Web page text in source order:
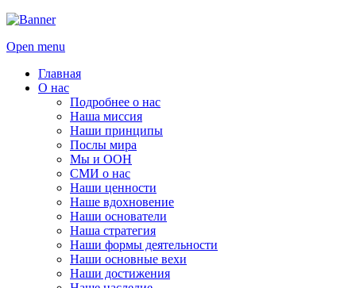
Open menu
Главная
О нас
Подробнее о нас
Наша миссия
Наши принципы
Послы мира
Мы и ООН
СМИ о нас
Наши ценности
Наше вдохновение
Наши основатели
Наша стратегия
Наши формы деятельности
Наши основные вехи
Наши достижения